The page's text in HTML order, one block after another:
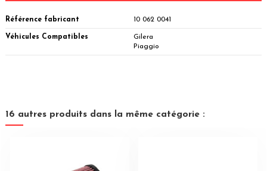
Référence fabricant 10 062 0041
Véhicules Compatibles
Gilera
Piaggio
16 autres produits dans la même catégorie :